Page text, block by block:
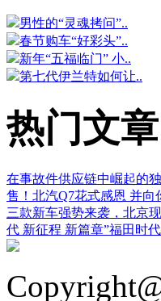
男性的“灵魂拷问”..
春节购车“好彩头”..
新年“五福临门” 小..
第七代伊兰特如何让..
热门文章
在事故件供应链中崛起的
售！ 北汽Q7花式感恩 并向
三款新车强势来袭，北京
代 新征程 新篇章”福田时